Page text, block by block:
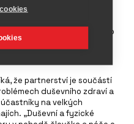
relaxace a obecné
zlepšit duševní zdraví. Jeho
je v lepším duševním
má lepší kvalitu spánku.
že partnerství je součástí
duševního zdraví a
na velkých
„Duševní a fyzické